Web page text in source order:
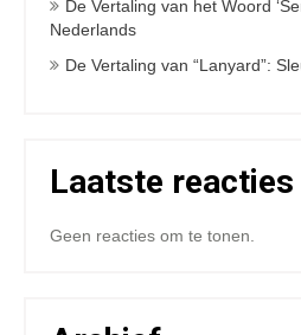
De Vertaling van het Woord
Nederlands
De Vertaling van “Lanyard”:
Laatste reacties
Geen reacties om te tonen.